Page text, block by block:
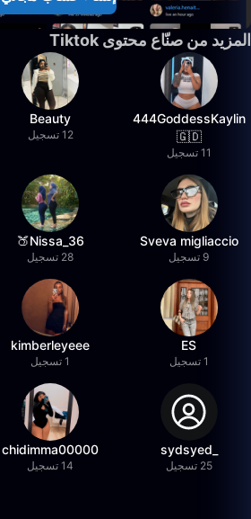
المزيد من صنّاع محتوى Tiktok
444GoddessKaylin
🇬🇩
11 تسجيل
Beauty
12 تسجيل
Sveva migliaccio
9 تسجيل
36_Nissa🍑
28 تسجيل
ES
1 تسجيل
kimberleyeee
1 تسجيل
25 تسجيل
chidimma00000
14 تسجيل